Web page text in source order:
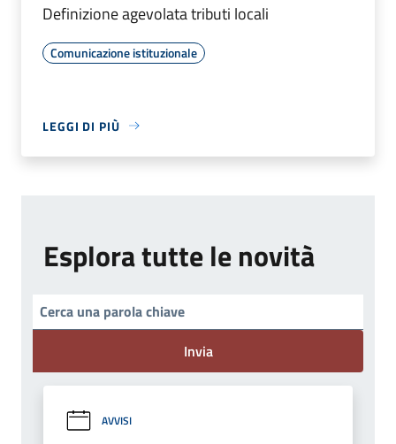
Definizione agevolata tributi locali
Comunicazione istituzionale
LEGGI DI PIÙ
Esplora tutte le novità
Invia
AVVISI